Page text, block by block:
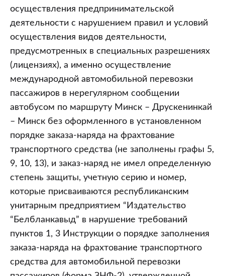
осуществления предпринимательской
деятельности с нарушением правил и условий
осуществления видов деятельности,
предусмотренных в специальных разрешениях
(лицензиях), а именно осуществление
международной автомобильной перевозки
пассажиров в нерегулярном сообщении
автобусом по маршруту Минск – Друскенинкай
– Минск без оформленного в установленном
порядке заказа-наряда на фрахтование
транспортного средства (не заполнены графы 5,
9, 10, 13), и заказ-наряд не имел определенную
степень защиты, учетную серию и номер,
которые присваиваются республиканским
унитарным предприятием “Издательство
“Белбланкавыд” в нарушение требований
пунктов 1, 3 Инструкции о порядке заполнения
заказа-наряда на фрахтование транспортного
средства для автомобильной перевозки